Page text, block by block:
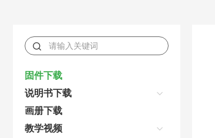
固件下载
说明书下载
画册下载
教学视频